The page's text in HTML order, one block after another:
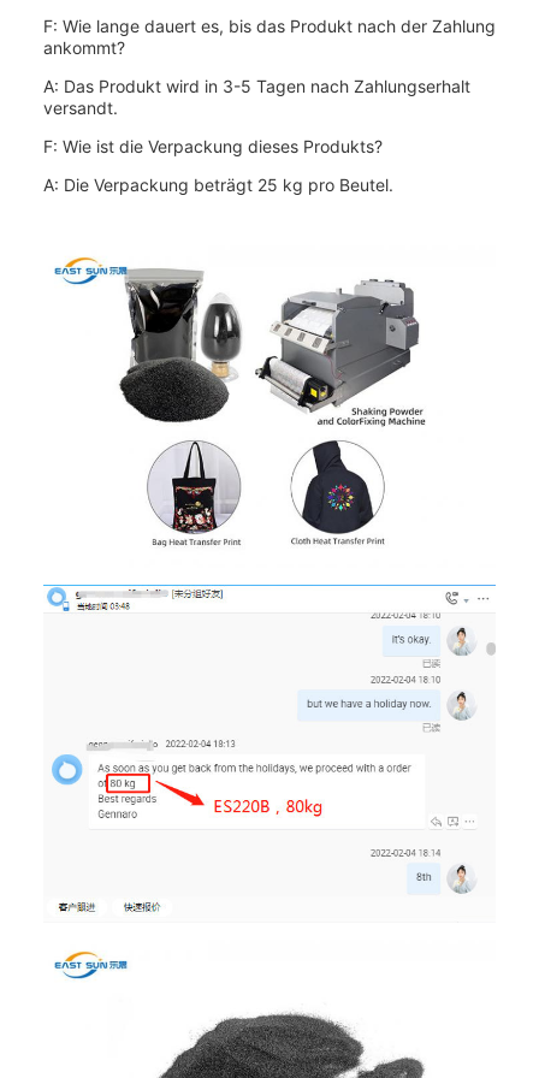
F: Wie lange dauert es, bis das Produkt nach der Zahlung
ankommt?
A: Das Produkt wird in 3-5 Tagen nach Zahlungserhalt
versandt.
F: Wie ist die Verpackung dieses Produkts?
A: Die Verpackung beträgt 25 kg pro Beutel.